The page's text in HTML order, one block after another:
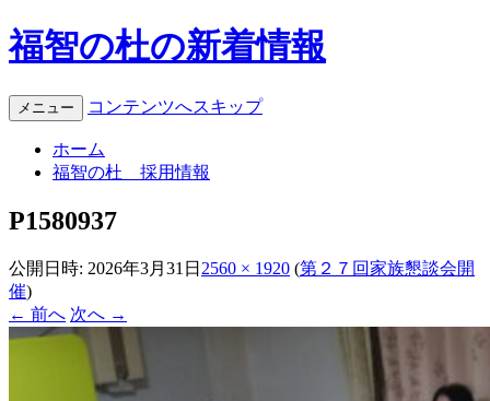
福智の杜の新着情報
メニュー コンテンツへスキップ
ホーム
福智の杜 採用情報
P1580937
公開日時: 2026年3月31日 2560 × 1920 (第２７回家族懇談会開
催)
← 前へ 次へ →